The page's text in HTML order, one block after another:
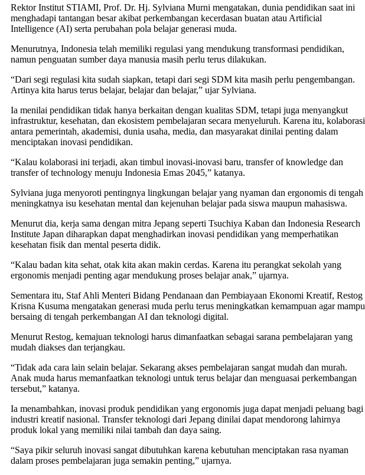
Rektor Institut STIAMI, Prof. Dr. Hj. Sylviana Murni mengatakan, dunia pendidikan saat ini
menghadapi tantangan besar akibat perkembangan kecerdasan buatan atau Artificial
Intelligence (AI) serta perubahan pola belajar generasi muda.
Menurutnya, Indonesia telah memiliki regulasi yang mendukung transformasi pendidikan,
namun penguatan sumber daya manusia masih perlu terus dilakukan.
“Dari segi regulasi kita sudah siapkan, tetapi dari segi SDM kita masih perlu pengembangan.
Artinya kita harus terus belajar, belajar dan belajar,” ujar Sylviana.
Ia menilai pendidikan tidak hanya berkaitan dengan kualitas SDM, tetapi juga menyangkut
infrastruktur, kesehatan, dan ekosistem pembelajaran secara menyeluruh. Karena itu, kolaborasi
antara pemerintah, akademisi, dunia usaha, media, dan masyarakat dinilai penting dalam
menciptakan inovasi pendidikan.
“Kalau kolaborasi ini terjadi, akan timbul inovasi-inovasi baru, transfer of knowledge dan
transfer of technology menuju Indonesia Emas 2045,” katanya.
Sylviana juga menyoroti pentingnya lingkungan belajar yang nyaman dan ergonomis di tengah
meningkatnya isu kesehatan mental dan kejenuhan belajar pada siswa maupun mahasiswa.
Menurut dia, kerja sama dengan mitra Jepang seperti Tsuchiya Kaban dan Indonesia Research
Institute Japan diharapkan dapat menghadirkan inovasi pendidikan yang memperhatikan
kesehatan fisik dan mental peserta didik.
“Kalau badan kita sehat, otak kita akan makin cerdas. Karena itu perangkat sekolah yang
ergonomis menjadi penting agar mendukung proses belajar anak,” ujarnya.
Sementara itu, Staf Ahli Menteri Bidang Pendanaan dan Pembiayaan Ekonomi Kreatif, Restog
Krisna Kusuma mengatakan generasi muda perlu terus meningkatkan kemampuan agar mampu
bersaing di tengah perkembangan AI dan teknologi digital.
Menurut Restog, kemajuan teknologi harus dimanfaatkan sebagai sarana pembelajaran yang
mudah diakses dan terjangkau.
“Tidak ada cara lain selain belajar. Sekarang akses pembelajaran sangat mudah dan murah.
Anak muda harus memanfaatkan teknologi untuk terus belajar dan menguasai perkembangan
tersebut,” katanya.
Ia menambahkan, inovasi produk pendidikan yang ergonomis juga dapat menjadi peluang bagi
industri kreatif nasional. Transfer teknologi dari Jepang dinilai dapat mendorong lahirnya
produk lokal yang memiliki nilai tambah dan daya saing.
“Saya pikir seluruh inovasi sangat dibutuhkan karena kebutuhan menciptakan rasa nyaman
dalam proses pembelajaran juga semakin penting,” ujarnya.